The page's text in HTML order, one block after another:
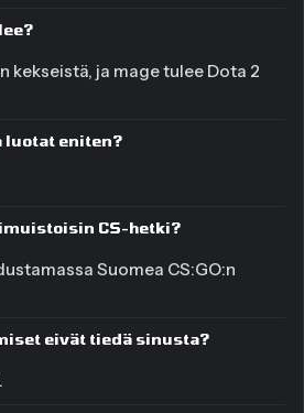
kekseistä, ja mage tulee Dota 2
luotat eniten?
CS-hetki?
Suomea CS:GO:n
eivät tiedä sinusta?